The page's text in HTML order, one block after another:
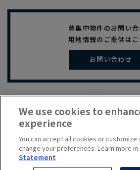
募集中物件のお問い合
用地情報のご提供はこ
お問い合わせ
利用規約｜サイトマ
We use cookies to
experience
You can accept all cookies or
change your preferences. Learn more in
Statement